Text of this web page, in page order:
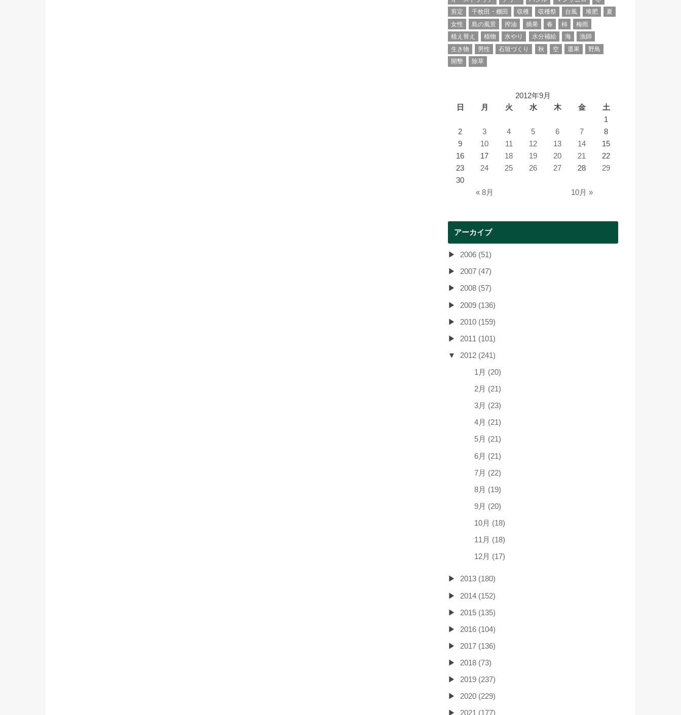
剪定
千枚田・棚田 収穫 収穫祭 台風 堆肥
夏
女性
島の風景 搾油 摘果 春 柿
梅雨
植え替え
植物 水やり 水分補給 海
漁師
生き物
男性 石垣づくり 秋 空 選果
野鳥
開墾
除草
2012年9月
日
月 火 水 木 金 土
« 8月 10月 »
1
2
3 4 5 6 7
8
9
10 11 12 13 14
15
16
17 18 19 20 21
22
23
24 25 26 27 28
29
30
アーカイブ
2006 (51)
2007 (47)
2008 (57)
2009 (136)
2010 (159)
2011 (101)
2012 (241)
1月 (20)
2月 (21)
3月 (23)
4月 (21)
5月 (21)
6月 (21)
7月 (22)
8月 (19)
9月 (20)
10月 (18)
11月 (18)
12月 (17)
2013 (180)
2014 (152)
2015 (135)
2016 (104)
2017 (136)
2018 (73)
2019 (237)
2020 (229)
2021 (177)